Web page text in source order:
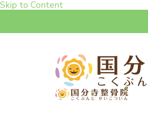
Skip to Content
高松市で肩
「お体の不安を自信に変